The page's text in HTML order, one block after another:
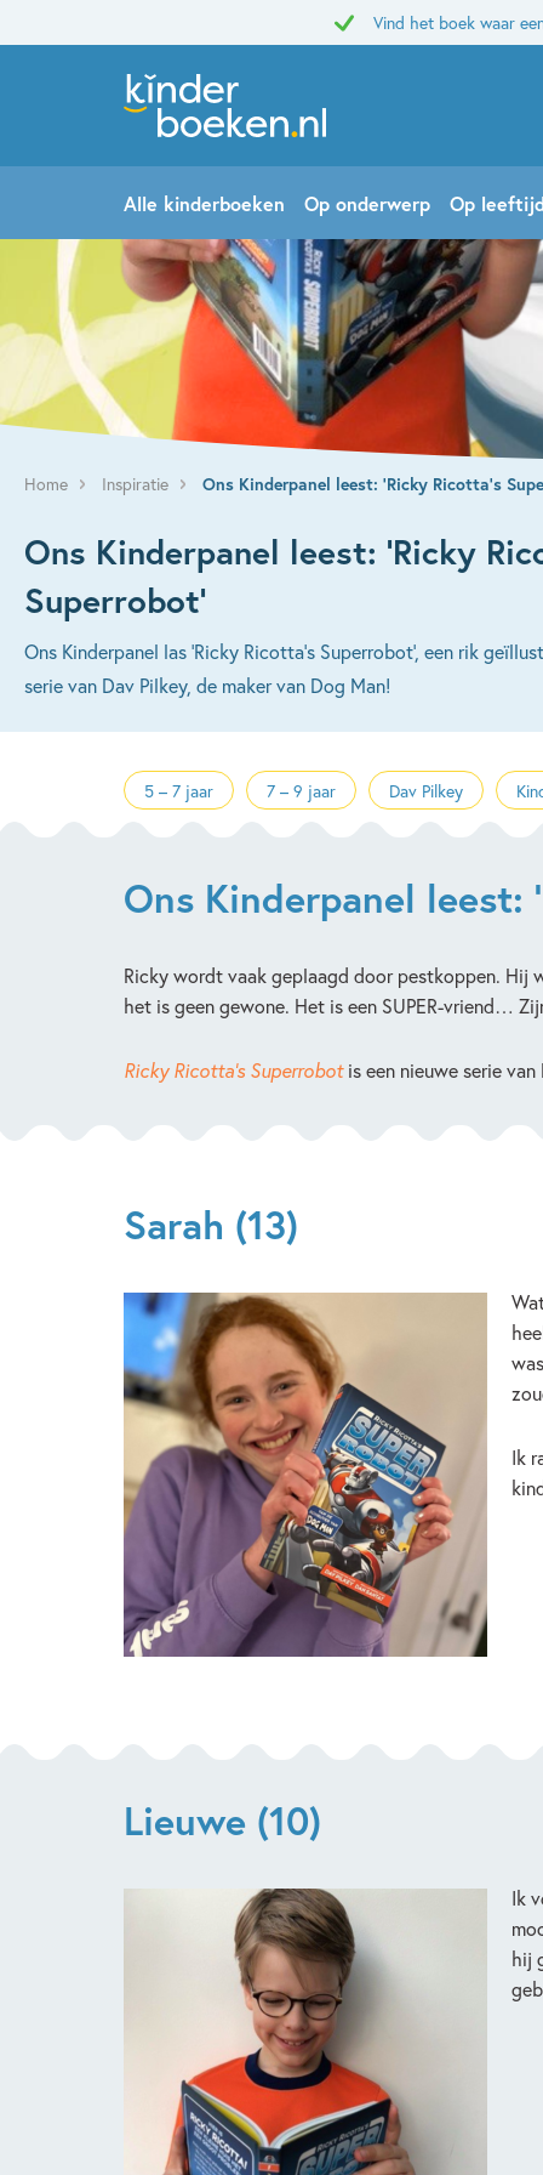
Vind het boek waar
Alle kinderboeken Op onderwerp Op
Home Inspiratie Ons Kinderpanel leest: ‘Ricky Ricotta’s
Ons Kinderpanel leest: ‘Ricky
Superrobot’
Ons Kinderpanel las 'Ricky Ricotta's Superrobot', een rik
serie van Dav Pilkey, de maker van Dog Man!
5 – 7 jaar 7 – 9 jaar Dav Pilkey
Ons Kinderpanel
Ricky wordt vaak geplaagd door pestkoppen. Hij
het is geen gewone. Het is een SUPER-vriend…
Ricky Ricotta’s Superrobot is een nieuwe serie
Sarah (13)
Ik
Lieuwe (10)
Ik
hij